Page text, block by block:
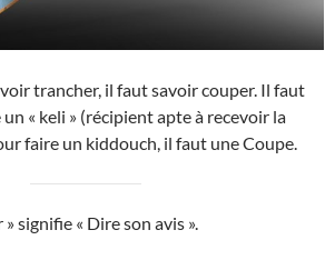
trancher, il faut savoir couper. Il faut
« keli » (récipient apte à recevoir la
faire un kiddouch, il faut une Coupe.
signifie « Dire son avis ».